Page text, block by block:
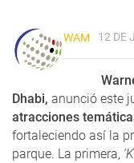
WAM 12 DE
Dhabi, anunció este
atracciones
fortaleciendo así la
parque. La primera,